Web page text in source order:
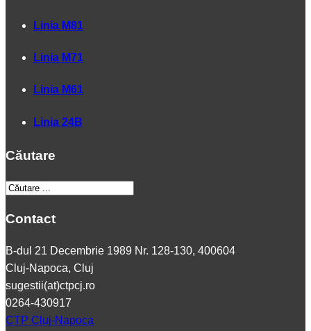
Linia M81
Linia M71
Linia M61
Linia 24B
Căutare
Contact
B-dul 21 Decembrie 1989 Nr. 128-130, 400604
Cluj-Napoca, Cluj
sugestii(at)ctpcj.ro
0264-430917
CTP Cluj-Napoca